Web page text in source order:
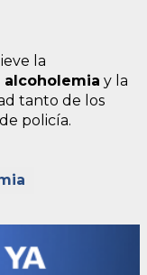
la
y la
tanto de los
policía.